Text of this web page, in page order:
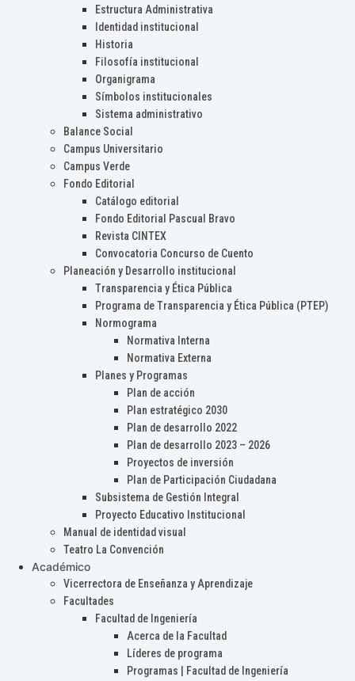
Estructura Administrativa
Identidad institucional
Historia
Filosofía institucional
Organigrama
Símbolos institucionales
Sistema administrativo
Balance Social
Campus Universitario
Campus Verde
Fondo Editorial
Catálogo editorial
Fondo Editorial Pascual Bravo
Revista CINTEX
Convocatoria Concurso de Cuento
Planeación y Desarrollo institucional
Transparencia y Ética Pública
Programa de Transparencia y Ética Pública (PTEP)
Normograma
Normativa Interna
Normativa Externa
Planes y Programas
Plan de acción
Plan estratégico 2030
Plan de desarrollo 2022
Plan de desarrollo 2023 – 2026
Proyectos de inversión
Plan de Participación Ciudadana
Subsistema de Gestión Integral
Proyecto Educativo Institucional
Manual de identidad visual
Teatro La Convención
Académico
Vicerrectora de Enseñanza y Aprendizaje
Facultades
Facultad de Ingeniería
Acerca de la Facultad
Líderes de programa
Programas | Facultad de Ingeniería